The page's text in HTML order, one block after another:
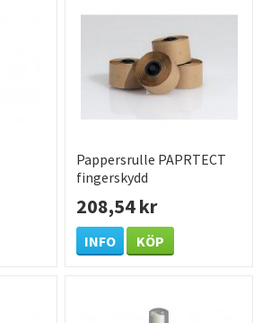
Pappersrulle PAPRTECT
fingerskydd
208,54 kr
INFO KÖP